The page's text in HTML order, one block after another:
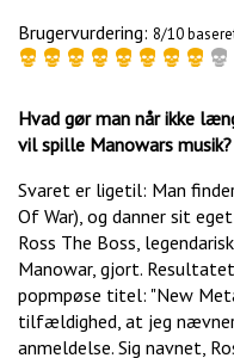
Brugervurdering: 8/10
Hvad gør man når ikke
vil spille Manowars musik?
Svaret er ligetil: Man
Of War), og danner sit
Ross The Boss,
Manowar, gjort.
popmpøse titel: "New
tilfældighed, at jeg
anmeldelse. Sig navnet,